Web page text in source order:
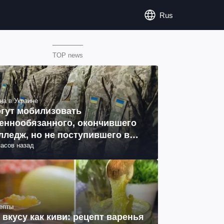
Rus
TOP news
в Украине
мобилизовать
окончившего
но не поступившего в
объяснение юриста
назад
как киви: рецепт варенья